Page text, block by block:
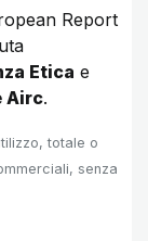
Report
Etica e
Airc.
totale o
senza